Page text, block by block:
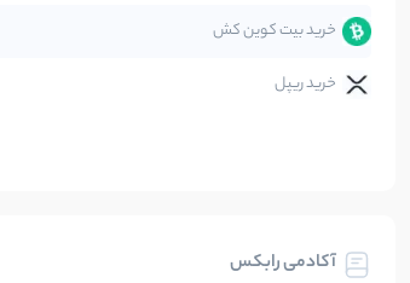
خرید بیت کوین کش
خرید ریپل
آکادمی رابکس